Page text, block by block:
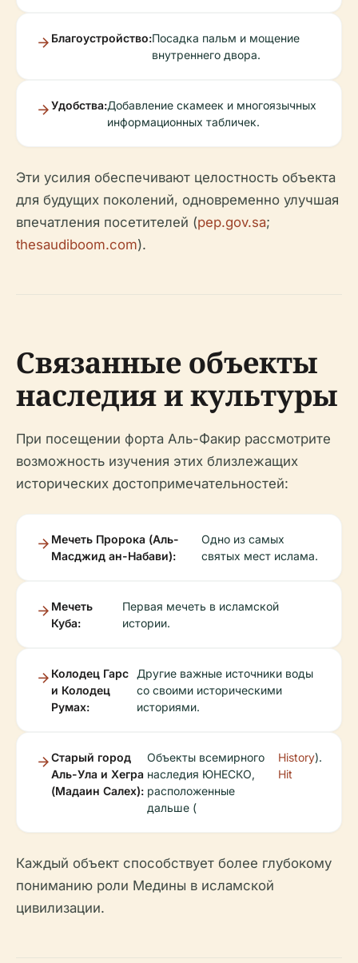
Благоустройство:Посадка пальм и мощение
внутреннего двора.
Удобства:Добавление скамеек и многоязычных
информационных табличек.
Эти усилия обеспечивают целостность объекта
для будущих поколений, одновременно улучшая
впечатления посетителей (pep.gov.sa;
thesaudiboom.com).
Связанные объекты
наследия и культуры
При посещении форта Аль-Факир рассмотрите
возможность изучения этих близлежащих
исторических достопримечательностей:
Мечеть Пророка (Аль-
Масджид ан-Набави):
Одно из самых
святых мест ислама.
Мечеть
Куба:
Первая мечеть в исламской
истории.
Колодец Гарс
и Колодец
Румах:
Другие важные источники воды
со своими историческими
историями.
Старый город
Аль-Ула и Хегра
(Мадаин Салех):
Объекты всемирного
наследия ЮНЕСКО,
расположенные
дальше (
History
Hit
).
Каждый объект способствует более глубокому
пониманию роли Медины в исламской
цивилизации.